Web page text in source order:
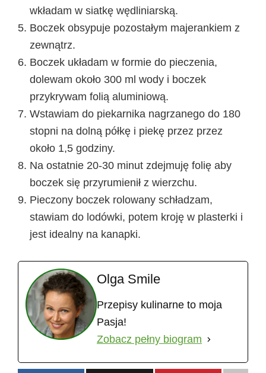
wkładam w siatkę wędliniarską.
Boczek obsypuje pozostałym majerankiem z
zewnątrz.
Boczek układam w formie do pieczenia,
dolewam około 300 ml wody i boczek
przykrywam folią aluminiową.
Wstawiam do piekarnika nagrzanego do 180
stopni na dolną półkę i piekę przez przez
około 1,5 godziny.
Na ostatnie 20-30 minut zdejmuję folię aby
boczek się przyrumienił z wierzchu.
Pieczony boczek rolowany schładzam,
stawiam do lodówki, potem kroję w plasterki i
jest idealny na kanapki.
Olga Smile
Przepisy kulinarne to moja
Pasja!
Zobacz pełny biogram